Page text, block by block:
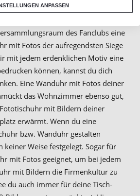
eine Tisch- bzw. Wanduhr
des Fanclubs eine
mit Fotos der aufregendsten Siege
mit jedem erdenklichen Motiv eine
können, kannst du dich
Eine Wanduhr mit Fotos deiner
das Wohnzimmer ebenso gut,
mit Bildern deiner
erwärmt. Wenn du eine
bzw. Wanduhr gestalten
keiner Weise festgelegt. Sogar für
mit Fotos geeignet, um bei jedem
mit Bildern die Firmenkultur zu
du auch immer für deine Tisch-
ANPASSEN